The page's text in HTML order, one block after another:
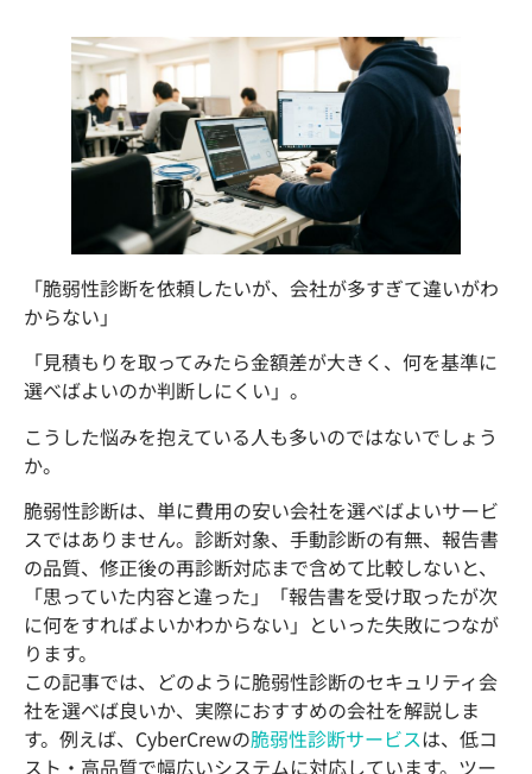
「脆弱性診断を依頼したいが、会社が多すぎて違いがわ
からない」
「見積もりを取ってみたら金額差が大きく、何を基準に
選べばよいのか判断しにくい」。
こうした悩みを抱えている人も多いのではないでしょう
か。
脆弱性診断は、単に費用の安い会社を選べばよいサービ
スではありません。診断対象、手動診断の有無、報告書
の品質、修正後の再診断対応まで含めて比較しないと、
「思っていた内容と違った」「報告書を受け取ったが次
に何をすればよいかわからない」といった失敗につなが
ります。
この記事では、どのように脆弱性診断のセキュリティ会
社を選べば良いか、実際におすすめの会社を解説しま
す。例えば、CyberCrewの脆弱性診断サービスは、低コ
スト・高品質で幅広いシステムに対応しています。ツー